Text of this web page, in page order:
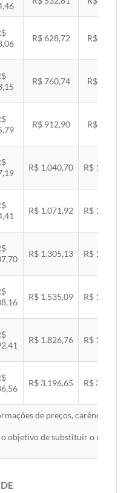
R$ 628,72 R$ 647,89
R$ 760,74 R$ 783,94
R$ 912,90 R$ 940,74
R$ 1.040,70 R$ 1.072,43
R$ 1.071,92 R$ 1.104,60
R$ 1.305,13 R$ 1.344,92
R$ 1.535,09 R$ 1.581,89
R$ 1.826,76 R$ 1.882,45
R$ 3.196,65 R$ 3.294,10
de preços, carências,
objetivo de substituir o material